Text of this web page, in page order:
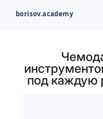
borisov.academy
под каждую